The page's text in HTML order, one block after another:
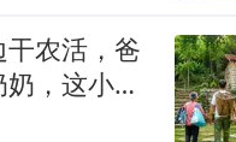
农活，爸
，这小家